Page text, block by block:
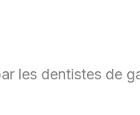
les dentistes de